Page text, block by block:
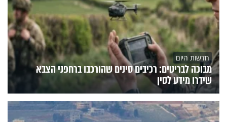
חדשות היום
מבוכה לבריטים: רכיבים סינים שהורכבו ברחפני הצבא
שידרו מידע לסין